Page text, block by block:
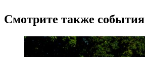
Смотрите также события